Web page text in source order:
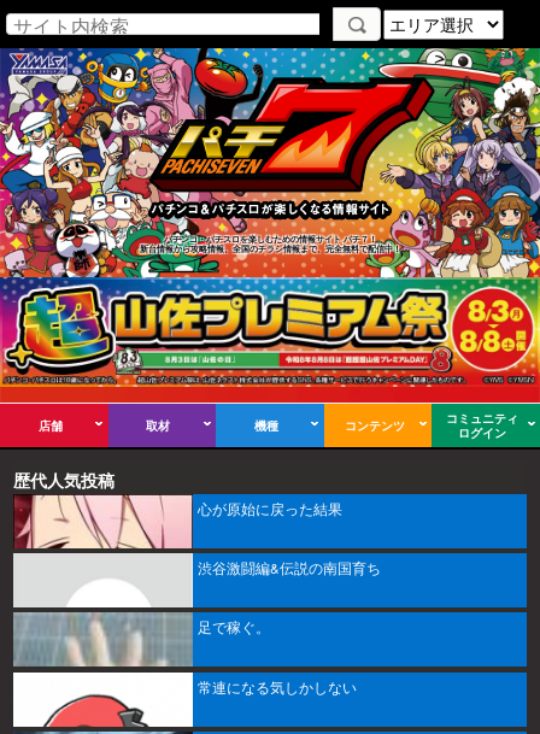
パチンコ・パチスロを楽しむための情報サイト パチ７！
新台情報から攻略情報、全国のチラシ情報まで、完全無料で配信中！
店舗 取材 機種 コンテンツ
コミュニティ
ログイン
歴代人気投稿
心が原始に戻った結果
渋谷激闘編&伝説の南国育ち
足で稼ぐ。
常連になる気しかしない